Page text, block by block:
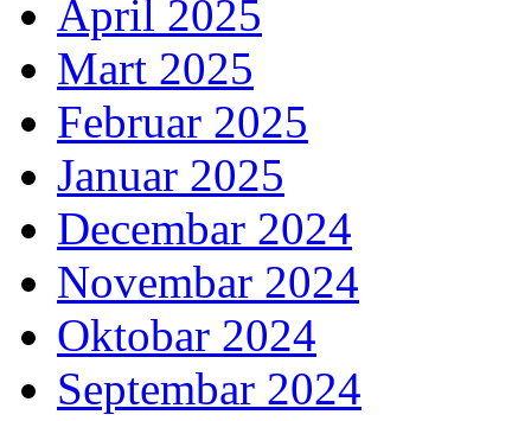
April 2025
Mart 2025
Februar 2025
Januar 2025
Decembar 2024
Novembar 2024
Oktobar 2024
Septembar 2024